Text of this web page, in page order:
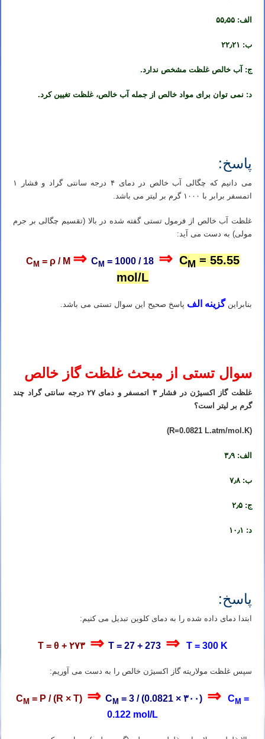
الف: ۵۵٫۵۵
ب: ۲۲٫۲۱
ج: آب خالص غلظت مشخص ندارد.
د: نمی توان برای مواد خالص از جمله آب خالص، غلظت تغیین کرد.
پاسخ:
می دانیم که چگالی آب خالص در دمای ۴ درجه سانتی گراد و فشار ۱
اتمسفر برابر با ۱۰۰۰ گرم بر لیتر می باشد.
غلظت آب خالص از فرمول تستی گفته شده در بالا (تقسیم چگالی بر جرم
مولی) به دست می آید:
CM = ρ / M ⇒ CM = 1000 / 18 ⇒ CM = 55.55
mol/L
بنابراینگزینه الف پاسخ صحیح این سوال تستی می باشد.
سوال تستی از مبحث غلظت گاز خالص
غلظت گاز اکسیژن در فشار ۳ اتمسفر و دمای ۲۷ درجه سانتی گراد چند
گرم بر لیتر است؟
(R=0.0821 L.atm/mol.K)
الف: ۳٫۹
ب: ۷٫۸
ج: ۲٫۵
د: ۱۰٫۱
پاسخ:
ابتدا دمای داده شده را به دمای کلوین تبدیل می کنیم:
T = θ + ۲۷۳ ⇒ T = 27 + 273 ⇒ T = 300 K
سپس غلظت مولاریته گاز اکسیژن خالص را به دست می آوریم:
C M = P / (R × T) ⇒ C M = 3 / (0.0821 × ۳۰۰) ⇒ C M =
0.122 mol/L